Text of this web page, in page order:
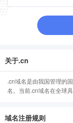
关于.cn
.cn域名是由我国管理的
名。当前.cn域名在全球具
域名注册规则